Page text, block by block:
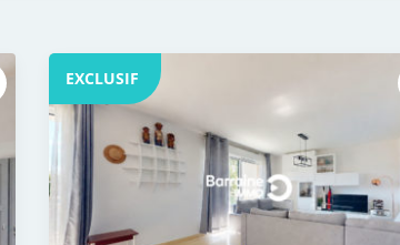
EXCLUSIF